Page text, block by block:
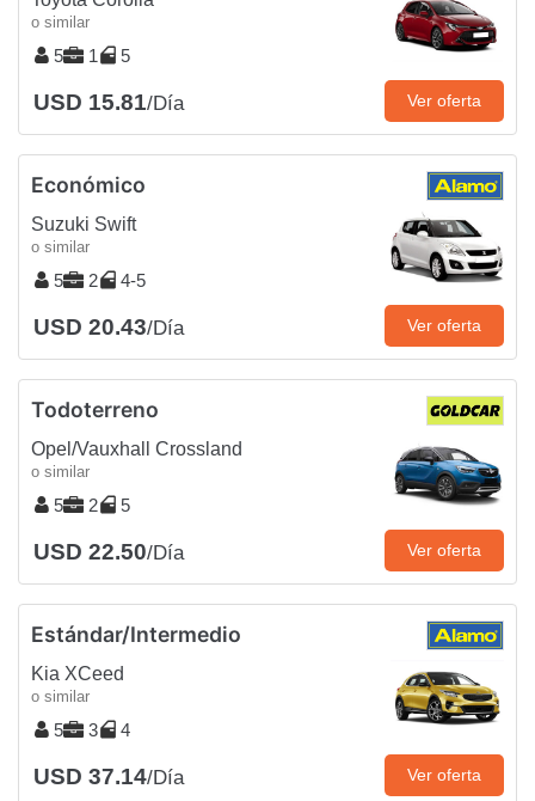
o similar
5 1 5
USD 15.81/Día Ver oferta
Económico
Suzuki Swift
o similar
5 2 4-5
USD 20.43/Día Ver oferta
Todoterreno
Opel/Vauxhall Crossland
o similar
5 2 5
USD 22.50/Día Ver oferta
Estándar/Intermedio
Kia XCeed
o similar
5 3 4
USD 37.14/Día Ver oferta